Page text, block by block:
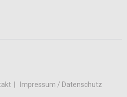
Impressum / Datenschutz